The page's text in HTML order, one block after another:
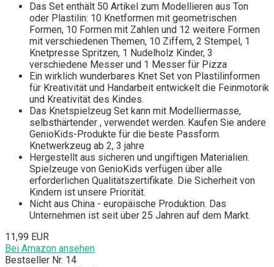
Das Set enthält 50 Artikel zum Modellieren aus Ton
oder Plastilin: 10 Knetformen mit geometrischen
Formen, 10 Formen mit Zahlen und 12 weitere Formen
mit verschiedenen Themen, 10 Ziffern, 2 Stempel, 1
Knetpresse Spritzen, 1 Nudelholz Kinder, 3
verschiedene Messer und 1 Messer für Pizza
Ein wirklich wunderbares Knet Set von Plastilinformen
für Kreativität und Handarbeit entwickelt die Feinmotorik
und Kreativität des Kindes.
Das Knetspielzeug Set kann mit Modelliermasse,
selbsthärtender , verwendet werden. Kaufen Sie andere
GenioKids-Produkte für die beste Passform.
Knetwerkzeug ab 2, 3 jahre
Hergestellt aus sicheren und ungiftigen Materialien.
Spielzeuge von GenioKids verfügen über alle
erforderlichen Qualitätszertifikate. Die Sicherheit von
Kindern ist unsere Priorität.
Nicht aus China - europäische Produktion. Das
Unternehmen ist seit über 25 Jahren auf dem Markt.
11,99 EUR
Bei Amazon ansehen
Bestseller Nr. 14